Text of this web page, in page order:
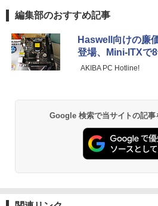
2
【新品】 メダ
1巻-15巻 セッ
ケート 漫画 マ
【送料無料】
￥11,572
【全巻】 悪役
Anker Soundcore
￥7,990
￥5,990
ラック
BRUCE WAYNE
[Explicit]
￥250
[Explicit]
￥250
by Amazon 天然
富士山の天然水
ウォーター ペッ
ットル (Smart
￥1,380
【Amazon.co.jp
ET ラベルレス ×8
￥1,112
by Amazon 炭酸
薬屋のひとりごと
ンガンコミックス)
￥770
エース)
￥832
クスDIGITAL)
編集部のおすすめ記事
Haswell向けの廉
登場、Mini-ITXで
AKIBA PC Hotline!
Google 検索で当サイトの記事